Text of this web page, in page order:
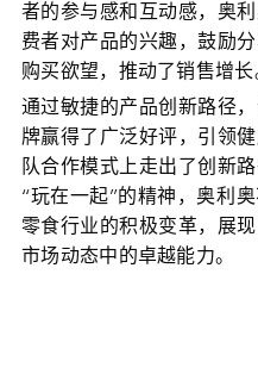
者的参与感和互动感，奥
费者对产品的兴趣，鼓励
购买欲望，推动了销售增长
通过敏捷的产品创新路径
牌赢得了广泛好评，引领
队合作模式上走出了创新
“玩在一起”的精神，奥利
零食行业的积极变革，展
市场动态中的卓越能力。